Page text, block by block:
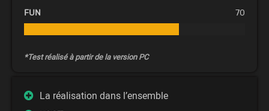
FUN 70
*Test réalisé à partir de la version PC
La réalisation dans l’ensemble